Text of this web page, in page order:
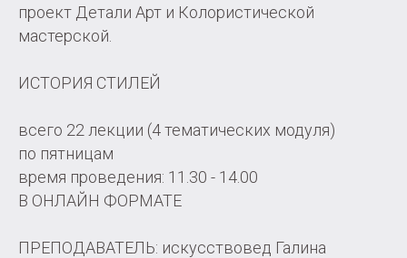
проект Детали Арт и Колористической
мастерской.
ИСТОРИЯ СТИЛЕЙ
всего 22 лекции (4 тематических модуля)
по пятницам
время проведения: 11.30 - 14.00
В ОНЛАЙН ФОРМАТЕ
ПРЕПОДАВАТЕЛЬ: искусствовед Галина